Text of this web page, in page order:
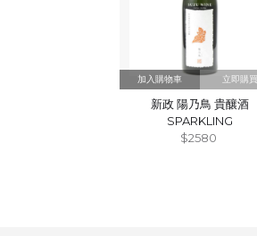
立即購買
新政 陽乃鳥 貴釀酒
SPARKLING
$2580